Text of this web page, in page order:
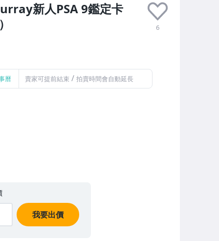
新人PSA 9鑑定卡
6
曆 賣家可提前結束 / 拍賣時間會自動延長
我要出價